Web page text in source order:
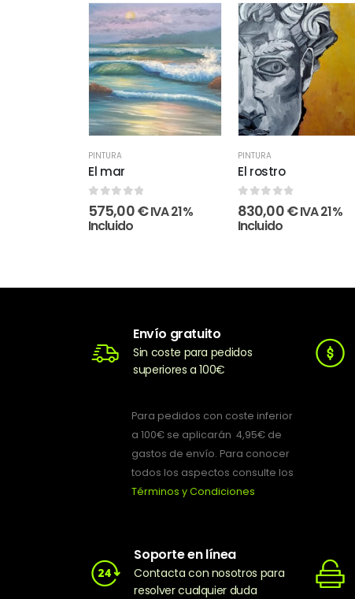
PINTURA
El mar
0out of 5
575,00€IVA 21%
Incluido
PINTURA
El rostro
0out of 5
830,00€IVA 21%
Incluido
Envío gratuito
Sin coste para pedidos
superiores a 100€
Para pedidos con coste inferior
a 100€ se aplicarán 4,95€ de
gastos de envío. Para conocer
todos los aspectos consulte los
Términos y Condiciones
Soporte en línea
Contacta con nosotros para
resolver cualquier duda